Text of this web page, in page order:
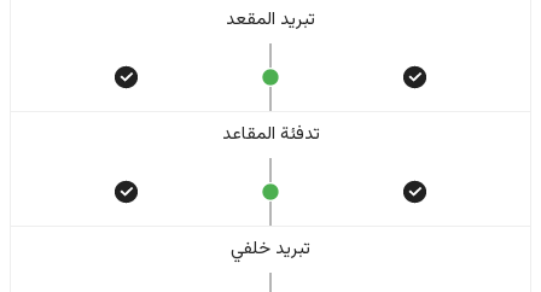
تبريد المقعد
تدفئة المقاعد
تبريد خلفي